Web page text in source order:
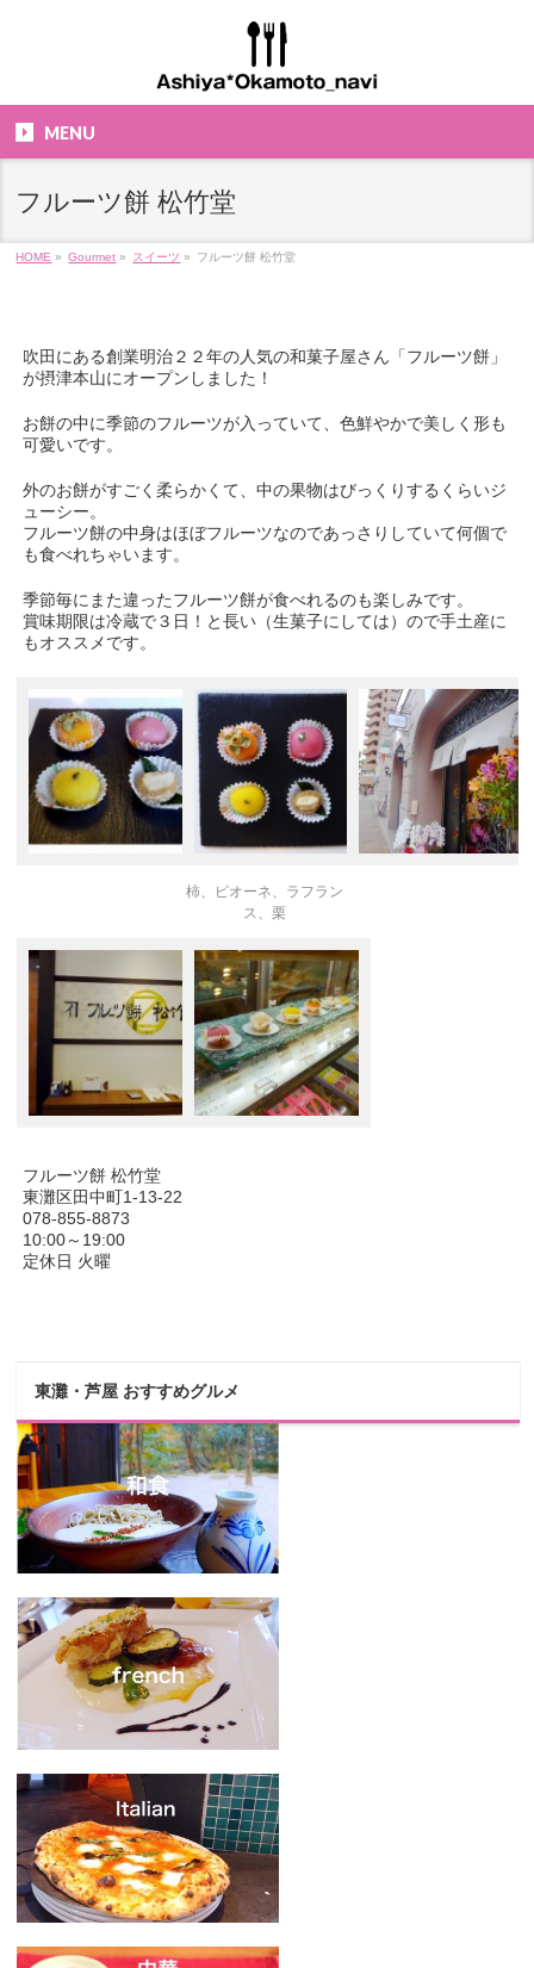
MENU
フルーツ餅 松竹堂
HOME » Gourmet » スイーツ » フルーツ餅 松竹堂
吹田にある創業明治２２年の人気の和菓子屋さん「フルーツ餅」
が摂津本山にオープンしました！
お餅の中に季節のフルーツが入っていて、色鮮やかで美しく形も
可愛いです。
外のお餅がすごく柔らかくて、中の果物はびっくりするくらいジ
ューシー。
フルーツ餅の中身はほぼフルーツなのであっさりしていて何個で
も食べれちゃいます。
季節毎にまた違ったフルーツ餅が食べれるのも楽しみです。
賞味期限は冷蔵で３日！と長い（生菓子にしては）ので手土産に
もオススメです。
柿、ピオーネ、ラフラン
ス、栗
フルーツ餅 松竹堂
東灘区田中町1-13-22
078-855-8873
10:00～19:00
定休日 火曜
東灘・芦屋 おすすめグルメ